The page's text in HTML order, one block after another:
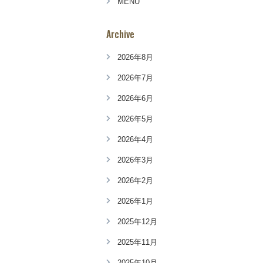
Archive
2026年8月
2026年7月
2026年6月
2026年5月
2026年4月
2026年3月
2026年2月
2026年1月
2025年12月
2025年11月